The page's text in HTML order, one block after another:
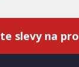
slevy na